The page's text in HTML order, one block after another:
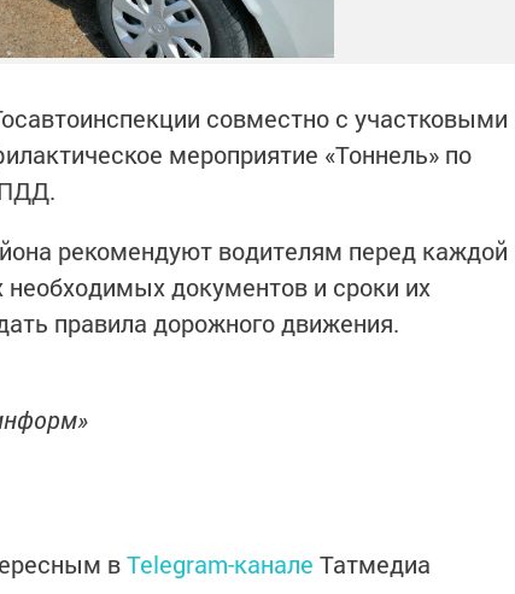
совместно с участковыми
мероприятие «Тоннель» по
рекомендуют водителям перед каждой
необходимых документов и сроки их
правила дорожного движения.
вTelegram-канале Татмедиа